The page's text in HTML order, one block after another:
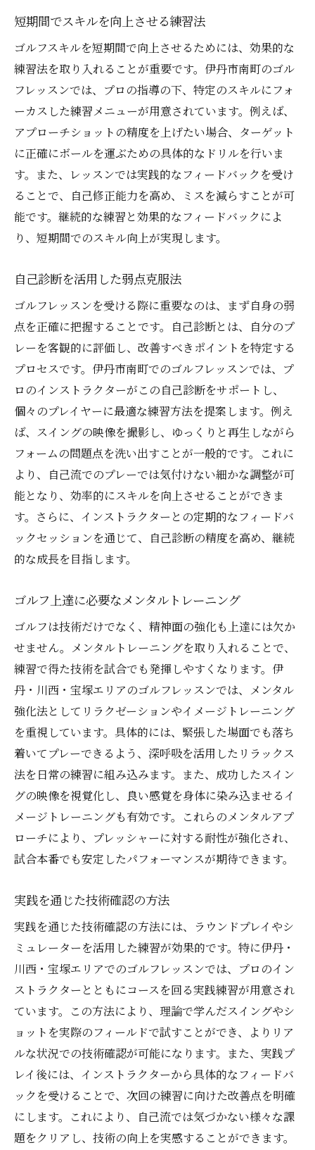
短期間でスキルを向上させる練習法
ゴルフスキルを短期間で向上させるためには、効果的な
練習法を取り入れることが重要です。伊丹市南町のゴル
フレッスンでは、プロの指導の下、特定のスキルにフォ
ーカスした練習メニューが用意されています。例えば、
アプローチショットの精度を上げたい場合、ターゲット
に正確にボールを運ぶための具体的なドリルを行いま
す。また、レッスンでは実践的なフィードバックを受け
ることで、自己修正能力を高め、ミスを減らすことが可
能です。継続的な練習と効果的なフィードバックによ
り、短期間でのスキル向上が実現します。
自己診断を活用した弱点克服法
ゴルフレッスンを受ける際に重要なのは、まず自身の弱
点を正確に把握することです。自己診断とは、自分のプ
レーを客観的に評価し、改善すべきポイントを特定する
プロセスです。伊丹市南町でのゴルフレッスンでは、プ
ロのインストラクターがこの自己診断をサポートし、
個々のプレイヤーに最適な練習方法を提案します。例え
ば、スイングの映像を撮影し、ゆっくりと再生しながら
フォームの問題点を洗い出すことが一般的です。これに
より、自己流でのプレーでは気付けない細かな調整が可
能となり、効率的にスキルを向上させることができま
す。さらに、インストラクターとの定期的なフィードバ
ックセッションを通じて、自己診断の精度を高め、継続
的な成長を目指します。
ゴルフ上達に必要なメンタルトレーニング
ゴルフは技術だけでなく、精神面の強化も上達には欠か
せません。メンタルトレーニングを取り入れることで、
練習で得た技術を試合でも発揮しやすくなります。伊
丹・川西・宝塚エリアのゴルフレッスンでは、メンタル
強化法としてリラクゼーションやイメージトレーニング
を重視しています。具体的には、緊張した場面でも落ち
着いてプレーできるよう、深呼吸を活用したリラックス
法を日常の練習に組み込みます。また、成功したスイン
グの映像を視覚化し、良い感覚を身体に染み込ませるイ
メージトレーニングも有効です。これらのメンタルアプ
ローチにより、プレッシャーに対する耐性が強化され、
試合本番でも安定したパフォーマンスが期待できます。
実践を通じた技術確認の方法
実践を通じた技術確認の方法には、ラウンドプレイやシ
ミュレーターを活用した練習が効果的です。特に伊丹・
川西・宝塚エリアでのゴルフレッスンでは、プロのイン
ストラクターとともにコースを回る実践練習が用意され
ています。この方法により、理論で学んだスイングやシ
ョットを実際のフィールドで試すことができ、よりリア
ルな状況での技術確認が可能になります。また、実践プ
レイ後には、インストラクターから具体的なフィードバ
ックを受けることで、次回の練習に向けた改善点を明確
にします。これにより、自己流では気づかない様々な課
題をクリアし、技術の向上を実感することができます。